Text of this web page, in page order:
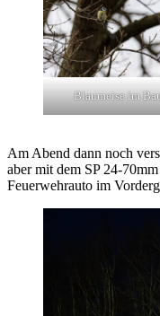
Blaumeise im
Am Abend dann noch
aber mit dem SP 24-
Feuerwehrauto im